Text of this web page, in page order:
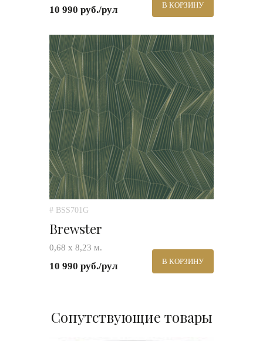
10 990 руб./рул В КОРЗИНУ
# BSS701G
Brewster
0,68 х 8,23 м.
10 990 руб./рул В КОРЗИНУ
Сопутствующие товары